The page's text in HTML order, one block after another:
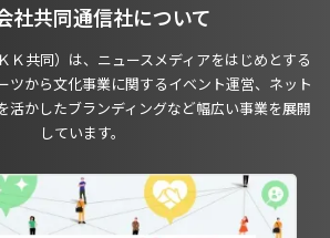
社共同通信社について
Ｋ共同）は、ニュースメディアをはじめとする
ツから文化事業に関するイベント運営、ネット
活かしたブランディングなど幅広い事業を展開
しています。